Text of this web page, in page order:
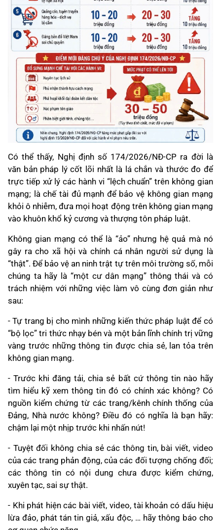
Có thể thấy, Nghị định số 174/2026/NĐ-CP ra đời là
văn bản pháp lý cốt lõi nhất là lá chắn và thước đo để
trực tiếp xử lý các hành vi “lệch chuẩn” trên không gian
mạng; là chế tài đủ mạnh để bảo vệ không gian mạng
khỏi ô nhiễm, đưa mọi hoạt động trên không gian mạng
vào khuôn khổ kỷ cương và thượng tôn pháp luật.
Không gian mạng có thể là “ảo” nhưng hệ quả mà nó
gây ra cho xã hội và chính cá nhân người sử dụng là
“thật”. Để bảo vệ an ninh trật tự trên môi trường số, mỗi
chúng ta hãy là “một cư dân mạng” thông thái và có
trách nhiệm với những việc làm vô cùng đơn giản như
sau:
- Tự trang bị cho mình những kiến thức pháp luật để có
“bộ lọc” tri thức nhạy bén và một bản lĩnh chính trị vững
vàng trước những thông tin được chia sẻ, lan tỏa trên
không gian mạng.
- Trước khi đăng tải, chia sẻ bất cứ thông tin nào hãy
tìm hiểu kỹ xem thông tin đó có chính xác không? Có
nguồn kiểm chứng từ các trang/kênh chính thống của
Đảng, Nhà nước không? Điều đó có nghĩa là bạn hãy:
chậm lại một nhịp trước khi nhấn nút!
- Tuyệt đối không chia sẻ các thông tin, bài viết, video
của các trang phản động, của các đối tượng chống đối;
các thông tin có nội dung chưa được kiểm chứng,
xuyên tạc, sai sự thật.
- Khi phát hiện các bài viết, video, tài khoản có dấu hiệu
lừa đảo, phát tán tin giả, xấu độc, … hãy thông báo cho